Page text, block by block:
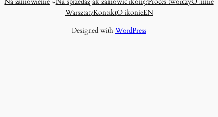
Na zamówienie Na sprzedażJak zamówić ikonę?Proces twórczyO mnie
WarsztatyKontaktO ikonieEN
Designed with WordPress